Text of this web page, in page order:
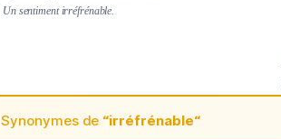
Un sentiment irréfrénable.
Synonymes de “irréfrénable“